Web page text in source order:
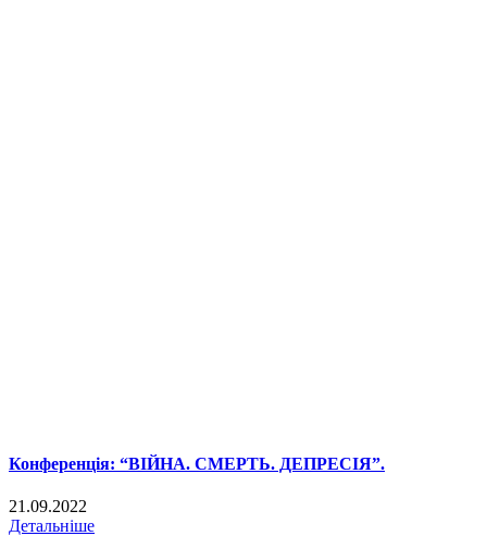
Конференція: “ВІЙНА. СМЕРТЬ. ДЕПРЕСІЯ”.
21.09.2022
Детальніше